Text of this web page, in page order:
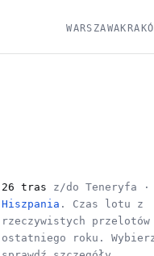
WARSZAWA
26 tras z/do Teneryfa ·
Hiszpania . Czas lotu z
rzeczywistych przelotów
ostatniego roku.